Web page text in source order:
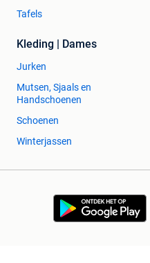
Tafels
Kleding | Dames
Jurken
Mutsen, Sjaals en
Handschoenen
Schoenen
Winterjassen